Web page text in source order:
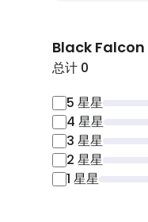
Black
总计 0
5 星星
4 星星
3 星星
2 星星
1 星星